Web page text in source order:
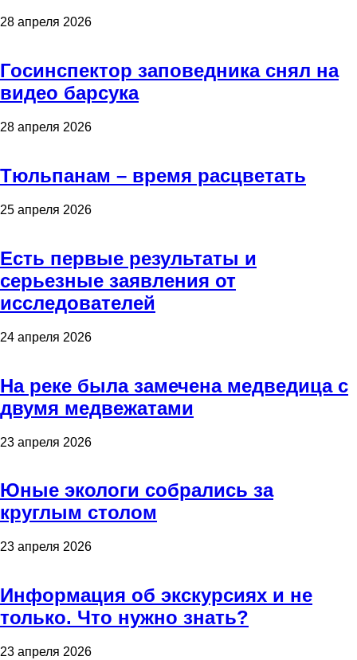
28 апреля 2026
Госинспектор заповедника снял на
видео барсука
28 апреля 2026
Тюльпанам – время расцветать
25 апреля 2026
Есть первые результаты и
серьезные заявления от
исследователей
24 апреля 2026
На реке была замечена медведица с
двумя медвежатами
23 апреля 2026
Юные экологи собрались за
круглым столом
23 апреля 2026
Информация об экскурсиях и не
только. Что нужно знать?
23 апреля 2026